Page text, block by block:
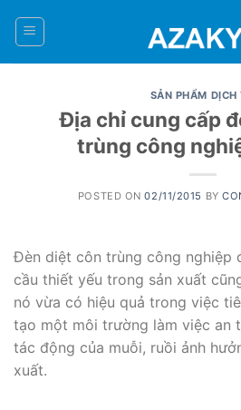
SẢN PHẨM DỊCH
Địa chỉ cung cấp
trùng công
POSTED ON02/11/2015 BY
Đèn diệt côn trùng công nghiệp
cầu thiết yếu trong sản xuất
nó vừa có hiệu quả trong việc
tạo một môi trường làm việc an
tác động của muỗi, ruồi ảnh
xuất.